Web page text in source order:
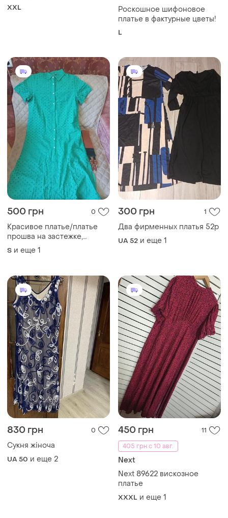
500 грн 0
Красивое платье/платье
прошва на застежке,
размер с- м.
S и еще 1
300 грн
Два фирменных платья 52р
UA 52 и еще 1
830 грн 0
Сукня жіноча
UA 50 и еще 2
450 грн
11
405 грн с 10 авг.
Next
Next 89622 вискозное
и еще